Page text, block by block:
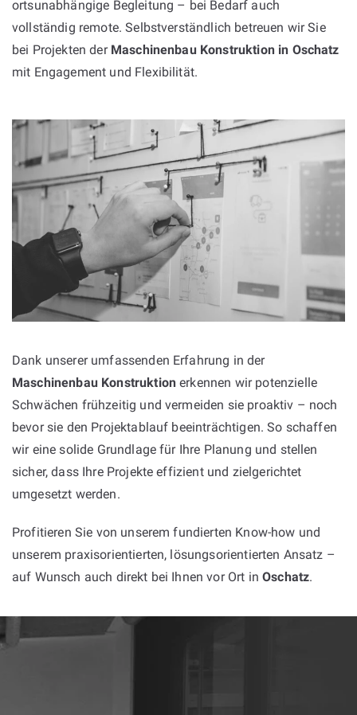
ortsunabhängige Begleitung – bei Bedarf auch
vollständig remote. Selbstverständlich betreuen wir Sie
bei Projekten der Maschinenbau Konstruktion in Oschatz
mit Engagement und Flexibilität.
Dank unserer umfassenden Erfahrung in der
Maschinenbau Konstruktion erkennen wir potenzielle
Schwächen frühzeitig und vermeiden sie proaktiv – noch
bevor sie den Projektablauf beeinträchtigen. So schaffen
wir eine solide Grundlage für Ihre Planung und stellen
sicher, dass Ihre Projekte effizient und zielgerichtet
umgesetzt werden.
Profitieren Sie von unserem fundierten Know-how und
unserem praxisorientierten, lösungsorientierten Ansatz –
auf Wunsch auch direkt bei Ihnen vor Ort inOschatz.